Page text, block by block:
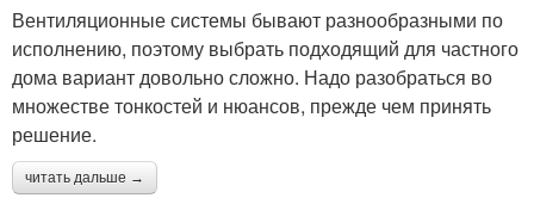
Вентиляционные системы бывают разнообразными по
исполнению, поэтому выбрать подходящий для частного
дома вариант довольно сложно. Надо разобраться во
множестве тонкостей и нюансов, прежде чем принять
решение.
читать дальше →